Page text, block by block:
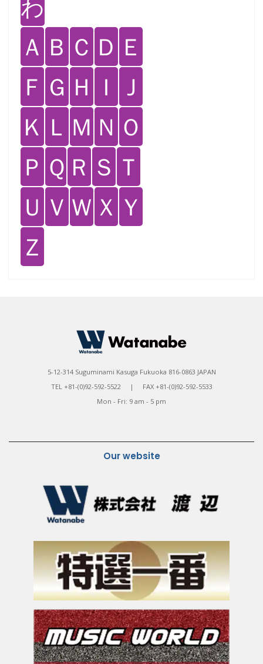
Ａ Ｂ Ｃ Ｄ Ｅ
Ｆ Ｇ Ｈ Ｉ Ｊ
Ｋ Ｌ Ｍ Ｎ Ｏ
Ｐ Ｑ Ｒ Ｓ Ｔ
Ｕ Ｖ Ｗ Ｘ Ｙ
Ｚ
5-12-314 Suguminami Kasuga Fukuoka 816-0863 JAPAN
TEL +81-(0)92-592-5522 | FAX +81-(0)92-592-5533
Mon - Fri: 9 am - 5 pm
Our website